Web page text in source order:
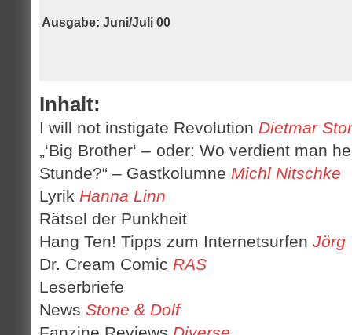
Ausgabe: Juni/Juli 00
Inhalt:
I will not instigate Revolution Dietmar
„‘Big Brother‘ – oder: Wo verdient man
Stunde?“ – Gastkolumne Michl Nitschke
Lyrik Hanna Linn
Rätsel der Punkheit
Hang Ten! Tipps zum Internetsurfen Jörg
Dr. Cream Comic RAS
Leserbriefe
News Stone & Dolf